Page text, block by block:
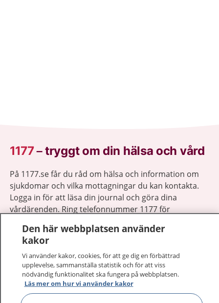
1177–tryggt om din hälsa och vård
På 1177.se får du råd om hälsa och information om
sjukdomar och vilka mottagningar du kan kontakta.
Logga in för att läsa din journal och göra dina
vårdärenden. Ring telefonnummer 1177 för
1177 ger dig råd när du vill må bättre.
1177 på flera språk Visa
Den här webbplatsen använder
kakor
Vi använder kakor, cookies, för att ge dig en förbättrad
upplevelse, sammanställa statistik och för att viss
nödvändig funktionalitet ska fungera på webbplatsen.
Läs mer om hur vi använder kakor